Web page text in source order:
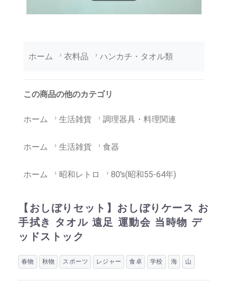
ホーム 衣料品 ハンカチ・タオル類
この商品の他のカテゴリ
ホーム 生活雑貨 調理器具・料理関連
ホーム 生活雑貨 食器
ホーム 昭和レトロ 80's(昭和55-64年)
【おしぼりセット】おしぼりケース お
手拭き タオル 遠足 運動会 当時物 デ
ッドストック
春物 秋物 スポーツ レジャー 食卓 学校 海 山